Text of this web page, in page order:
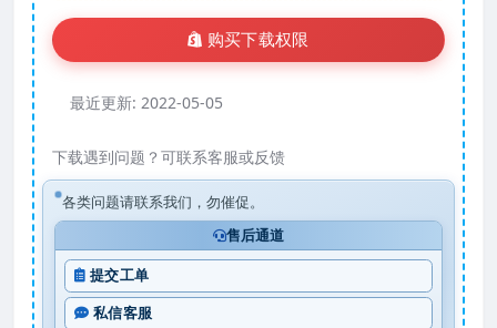
购买下载权限
最近更新: 2022-05-05
下载遇到问题？可联系客服或反馈
各类问题请联系我们，勿催促。
售后通道
提交工单
私信客服